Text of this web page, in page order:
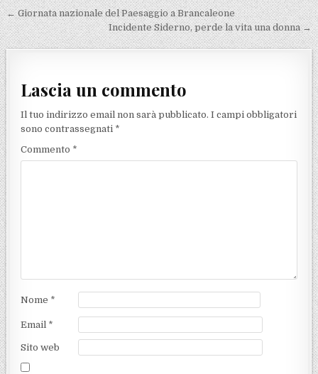
Navigazione articoli
← Giornata nazionale del Paesaggio a Brancaleone
Incidente Siderno, perde la vita una donna →
Lascia un commento
Il tuo indirizzo email non sarà pubblicato. I campi obbligatori
sono contrassegnati *
Commento *
Nome *
Email *
Sito web